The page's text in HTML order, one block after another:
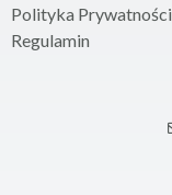
Polityka Prywatności
Regulamin